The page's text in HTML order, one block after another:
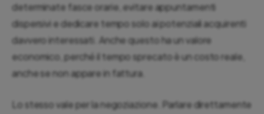
determinate fasce orarie, evitare appuntamenti
dispersivi e dedicare tempo solo ai potenziali acquirenti
davvero interessati. Anche questo ha un valore
economico, perché il tempo sprecato è un costo reale,
anche se non appare in fattura.
Lo stesso vale per la negoziazione. Parlare direttamente